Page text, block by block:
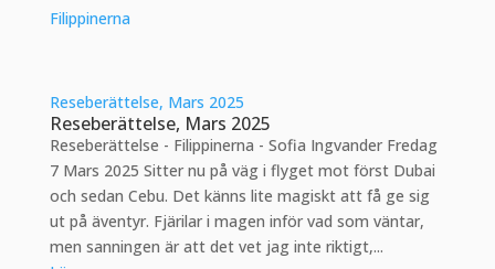
Filippinerna
Reseberättelse, Mars 2025
Reseberättelse, Mars 2025
Reseberättelse - Filippinerna - Sofia Ingvander Fredag
7 Mars 2025 Sitter nu på väg i flyget mot först Dubai
och sedan Cebu. Det känns lite magiskt att få ge sig
ut på äventyr. Fjärilar i magen inför vad som väntar,
men sanningen är att det vet jag inte riktigt,...